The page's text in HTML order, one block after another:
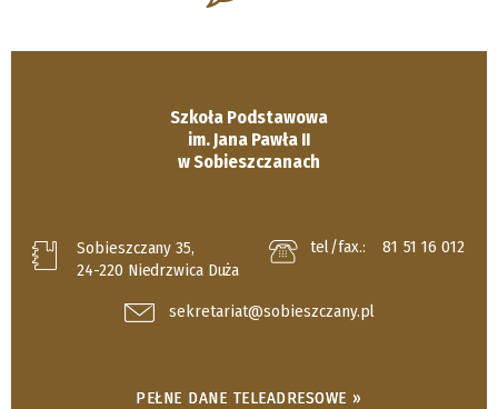
Szkoła Podstawowa
im. Jana Pawła II
w Sobieszczanach
Sobieszczany 35,
24-220 Niedrzwica Duża
tel/fax.: 81 51 16 012
sekretariat@sobieszczany.pl
PEŁNE DANE TELEADRESOWE »